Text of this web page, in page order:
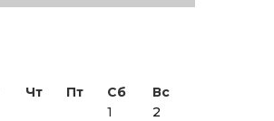
Чт Пт Сб
Вс
1
2